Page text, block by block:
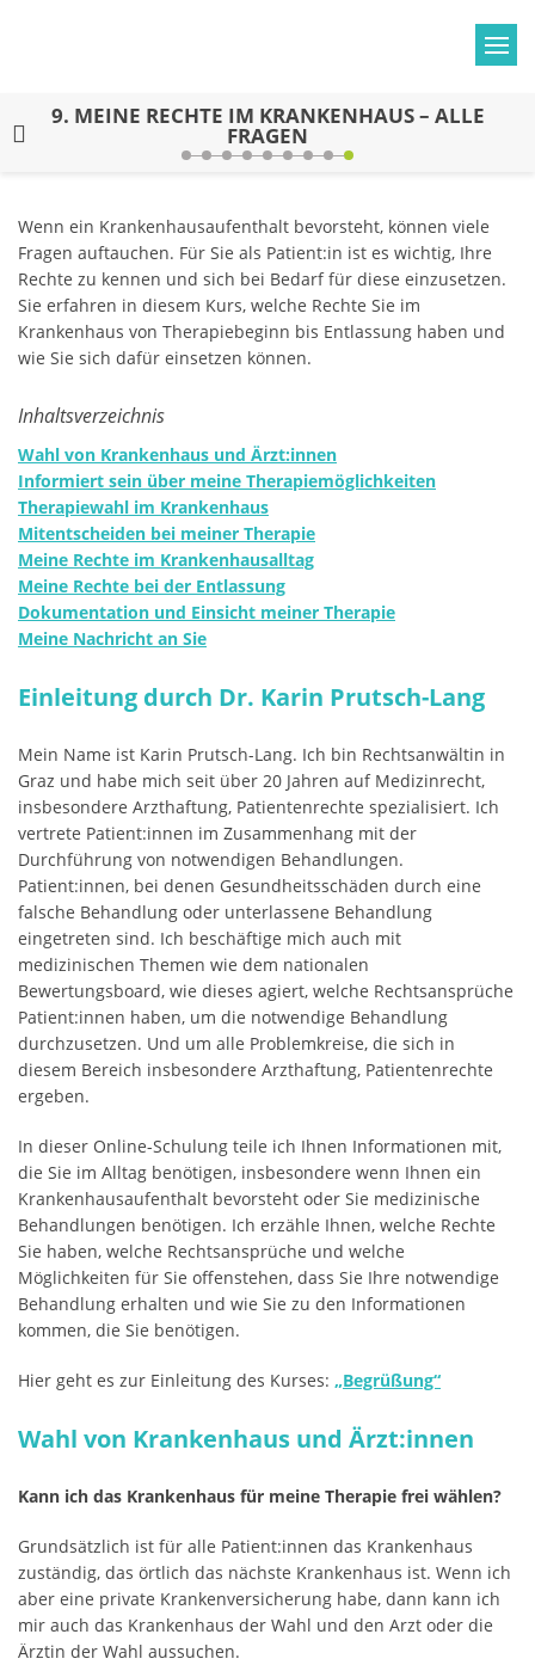
9. MEINE RECHTE IM KRANKENHAUS – ALLE
FRAGEN
Wenn ein Krankenhausaufenthalt bevorsteht, können viele
Fragen auftauchen. Für Sie als Patient:in ist es wichtig, Ihre
Rechte zu kennen und sich bei Bedarf für diese einzusetzen.
Sie erfahren in diesem Kurs, welche Rechte Sie im
Krankenhaus von Therapiebeginn bis Entlassung haben und
wie Sie sich dafür einsetzen können.
Inhaltsverzeichnis
Wahl von Krankenhaus und Ärzt:innen
Informiert sein über meine Therapiemöglichkeiten
Therapiewahl im Krankenhaus
Mitentscheiden bei meiner Therapie
Meine Rechte im Krankenhausalltag
Meine Rechte bei der Entlassung
Dokumentation und Einsicht meiner Therapie
Meine Nachricht an Sie
Einleitung durch Dr. Karin Prutsch-Lang
Mein Name ist Karin Prutsch-Lang. Ich bin Rechtsanwältin in
Graz und habe mich seit über 20 Jahren auf Medizinrecht,
insbesondere Arzthaftung, Patientenrechte spezialisiert. Ich
vertrete Patient:innen im Zusammenhang mit der
Durchführung von notwendigen Behandlungen.
Patient:innen, bei denen Gesundheitsschäden durch eine
falsche Behandlung oder unterlassene Behandlung
eingetreten sind. Ich beschäftige mich auch mit
medizinischen Themen wie dem nationalen
Bewertungsboard, wie dieses agiert, welche Rechtsansprüche
Patient:innen haben, um die notwendige Behandlung
durchzusetzen. Und um alle Problemkreise, die sich in
diesem Bereich insbesondere Arzthaftung, Patientenrechte
ergeben.
In dieser Online-Schulung teile ich Ihnen Informationen mit,
die Sie im Alltag benötigen, insbesondere wenn Ihnen ein
Krankenhausaufenthalt bevorsteht oder Sie medizinische
Behandlungen benötigen. Ich erzähle Ihnen, welche Rechte
Sie haben, welche Rechtsansprüche und welche
Möglichkeiten für Sie offenstehen, dass Sie Ihre notwendige
Behandlung erhalten und wie Sie zu den Informationen
kommen, die Sie benötigen.
Hier geht es zur Einleitung des Kurses: „Begrüßung“
Wahl von Krankenhaus und Ärzt:innen
Kann ich das Krankenhaus für meine Therapie frei wählen?
Grundsätzlich ist für alle Patient:innen das Krankenhaus
zuständig, das örtlich das nächste Krankenhaus ist. Wenn ich
aber eine private Krankenversicherung habe, dann kann ich
mir auch das Krankenhaus der Wahl und den Arzt oder die
Ärztin der Wahl aussuchen.